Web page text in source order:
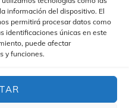
información del dispositivo. El
permitirá procesar datos como
identificaciones únicas en este
puede afectar
y funciones.